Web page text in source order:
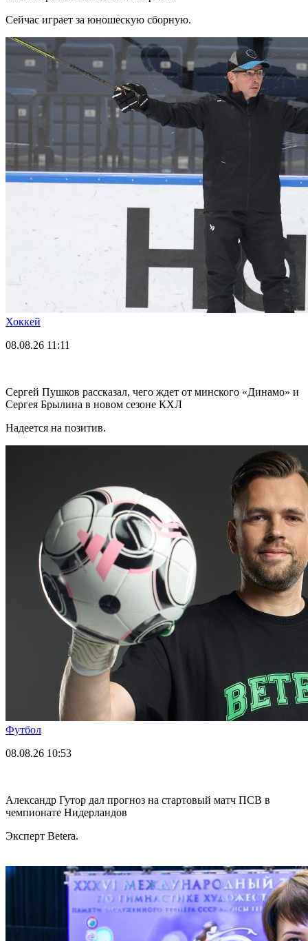
Сейчас играет за юношескую сборную.
Хоккей
08.08.26 11:11
Сергей Пушков рассказал, чего ждет от минского «Динамо» и
Сергея Брылина в новом сезоне КХЛ
Надеется на позитив.
Футбол
08.08.26 10:53
Александр Гутор дал прогноз на стартовый матч ПСВ в
чемпионате Нидерландов
Эксперт Betera.